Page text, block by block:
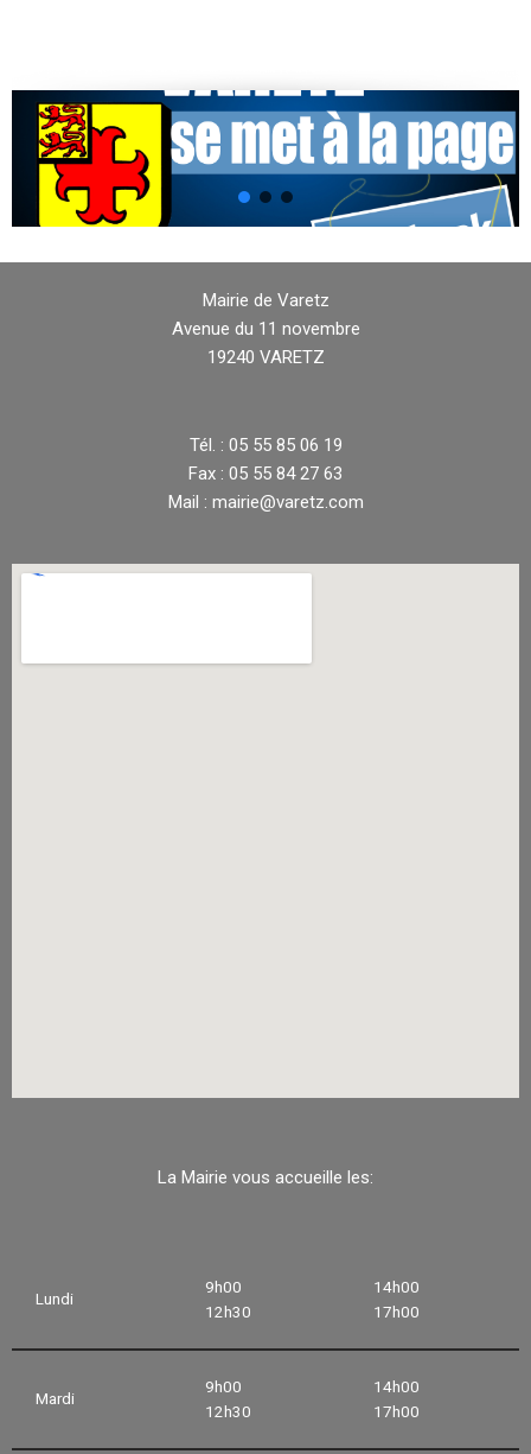
Mairie de Varetz
Avenue du 11 novembre
19240 VARETZ
Tél. : 05 55 85 06 19
Fax : 05 55 84 27 63
Mail : mairie@varetz.com
La Mairie vous accueille les:
Lundi
9h00
12h30
14h00
17h00
Mardi
9h00
12h30
14h00
17h00